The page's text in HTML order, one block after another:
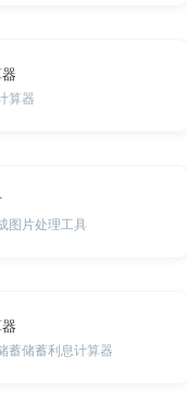
算器
图片处理工具
蓄储蓄利息计算器